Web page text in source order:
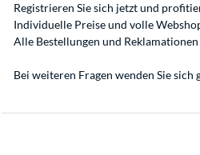
Registrieren Sie sich jetzt und
Individuelle Preise und volle
Alle Bestellungen und
Bei weiteren Fragen wenden Sie sich